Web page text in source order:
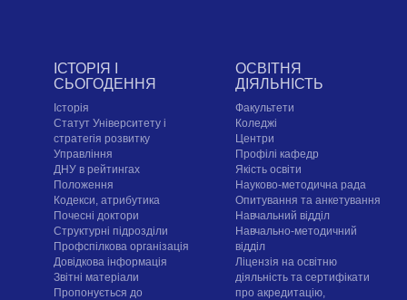
ІСТОРІЯ І
СЬОГОДЕННЯ
Історія
Статут Університету і
стратегія розвитку
Управління
ДНУ в рейтингах
Положення
Кодекси, атрибутика
Почесні доктори
Структурні підрозділи
Профспілкова організація
Довідкова інформація
Звітні матеріали
Пропонується до
ОСВІТНЯ
ДІЯЛЬНІСТЬ
Факультети
Коледжі
Центри
Профілі кафедр
Якість освіти
Науково-методична рада
Опитування та анкетування
Навчальний відділ
Навчально-методичний
відділ
Ліцензія на освітню
діяльність та сертифікати
про акредитацію,